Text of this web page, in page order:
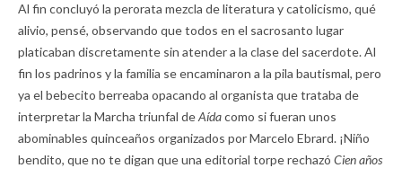
Al fin concluyó la perorata mezcla de literatura y catolicismo, qué
alivio, pensé, observando que todos en el sacrosanto lugar
platicaban discretamente sin atender a la clase del sacerdote. Al
fin los padrinos y la familia se encaminaron a la pila bautismal, pero
ya el bebecito berreaba opacando al organista que trataba de
interpretar la Marcha triunfal deAídacomo si fueran unos
abominables quinceaños organizados por Marcelo Ebrard. ¡Niño
bendito, que no te digan que una editorial torpe rechazó Cien años